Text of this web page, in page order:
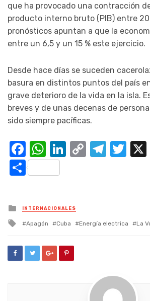
que ha provocado una contracción
producto interno bruto (PIB) entre
pronósticos apuntan a que la
entre un 6,5 y un 15 % este ejercicio.
Desde hace días se suceden
basura en distintos puntos del país
grave deterioro de la vida en la isla.
breves y de unas decenas de
sido siempre pacíficas.
Facebook
WhatsApp
LinkedIn
Copy
Compartir
Posted
in
INTERNACIONALES
Tagged
Apagón Cuba Energía electrica La